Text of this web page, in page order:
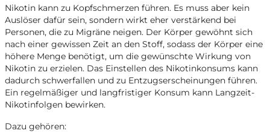
Nikotin kann zu Kopfschmerzen führen. Es muss aber kein
Auslöser dafür sein, sondern wirkt eher verstärkend bei
Personen, die zu Migräne neigen. Der Körper gewöhnt sich
nach einer gewissen Zeit an den Stoff, sodass der Körper eine
höhere Menge benötigt, um die gewünschte Wirkung von
Nikotin zu erzielen. Das Einstellen des Nikotinkonsums kann
dadurch schwerfallen und zu Entzugserscheinungen führen.
Ein regelmäßiger und langfristiger Konsum kann Langzeit-
Nikotinfolgen bewirken.
Dazu gehören: